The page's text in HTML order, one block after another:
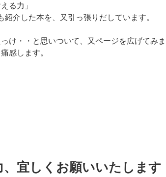
える力」
紹介した本を、又引っ張りだしています。
け・・と思いついて、又ページを広げてみま
感します。
、宜しくお願いいたします